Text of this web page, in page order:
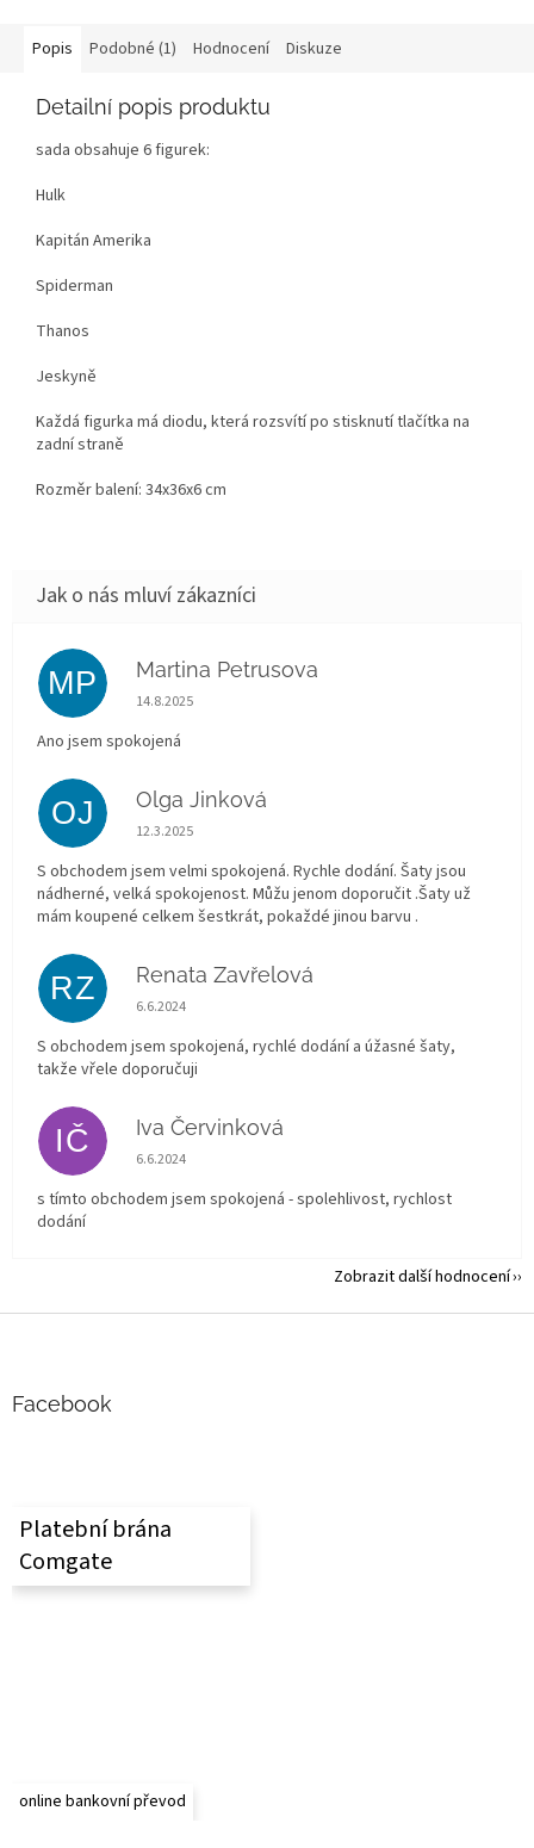
Popis Podobné (1) Hodnocení Diskuze
Detailní popis produktu
sada obsahuje 6 figurek:
Hulk
Kapitán Amerika
Spiderman
Thanos
Jeskyně
Každá figurka má diodu, která rozsvítí po stisknutí tlačítka na
zadní straně
Rozměr balení: 34x36x6 cm
MP Martina Petrusova
Hodnocení obchodu je 5 z 5 hvězdiček.
14.8.2025
Ano jsem spokojená
OJ Olga Jinková
Hodnocení obchodu je 5 z 5 hvězdiček.
12.3.2025
S obchodem jsem velmi spokojená. Rychle dodání. Šaty jsou
nádherné, velká spokojenost. Můžu jenom doporučit .Šaty už
mám koupené celkem šestkrát, pokaždé jinou barvu .
RZ Renata Zavřelová
Hodnocení obchodu je 5 z 5 hvězdiček.
6.6.2024
S obchodem jsem spokojená, rychlé dodání a úžasné šaty,
takže vřele doporučuji
IČ Iva Červinková
Hodnocení obchodu je 5 z 5 hvězdiček.
6.6.2024
s tímto obchodem jsem spokojená - spolehlivost, rychlost
dodání
Zobrazit další hodnocení
Facebook
Platební brána
Comgate
online bankovní převod